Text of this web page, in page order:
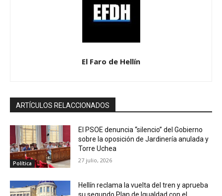
El Faro de Hellín
ARTÍCULOS RELACCIONADOS
Política
El PSOE denuncia “silencio” del Gobierno
sobre la oposición de Jardinería anulada y
Torre Uchea
27 julio, 2026
Hellín reclama la vuelta del tren y aprueba